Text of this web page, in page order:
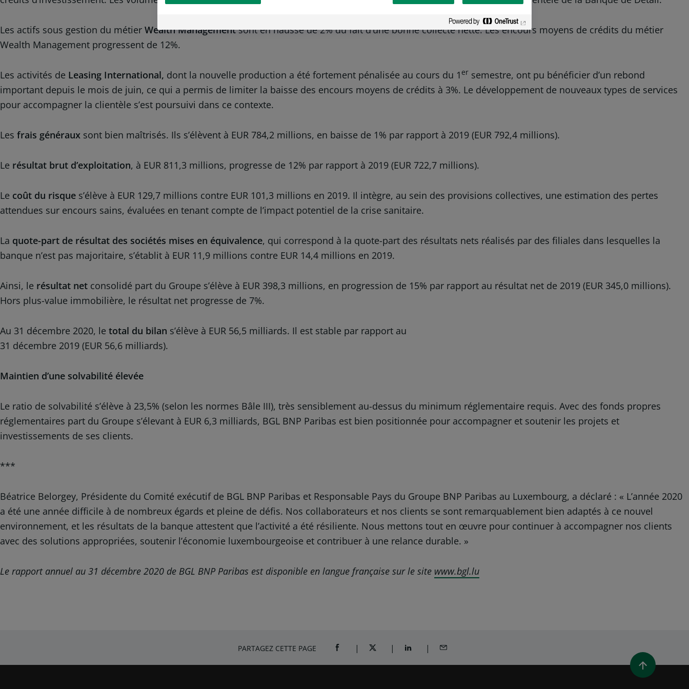
Les actifs sous gestion du métier Wealth Managementsont en hausse de 2% du fait d’une bonne collecte nette. Les encours moyens de crédits du métier
Wealth Management progressent de 12%.
Les activités de Leasing International, dont la nouvelle production a été fortement pénalisée au cours du 1 er semestre, ont pu bénéficier d’un rebond
important depuis le mois de juin, ce qui a permis de limiter la baisse des encours moyens de crédits à 3%. Le développement de nouveaux types de services
pour accompagner la clientèle s’est poursuivi dans ce contexte.
Les frais généraux sont bien maîtrisés. Ils s’élèvent à EUR 784,2 millions, en baisse de 1% par rapport à 2019 (EUR 792,4 millions).
Le résultat brut d’exploitation, à EUR 811,3 millions, progresse de 12% par rapport à 2019 (EUR 722,7 millions).
Le coût du risque s’élève à EUR 129,7 millions contre EUR 101,3 millions en 2019. Il intègre, au sein des provisions collectives, une estimation des pertes
attendues sur encours sains, évaluées en tenant compte de l’impact potentiel de la crise sanitaire.
La quote-part de résultat des sociétés mises en équivalence, qui correspond à la quote-part des résultats nets réalisés par des filiales dans lesquelles la
banque n’est pas majoritaire, s’établit à EUR 11,9 millions contre EUR 14,4 millions en 2019.
Ainsi, le résultat net consolidé part du Groupe s’élève à EUR 398,3 millions, en progression de 15% par rapport au résultat net de 2019 (EUR 345,0 millions).
Hors plus-value immobilière, le résultat net progresse de 7%.
Au 31 décembre 2020, le total du bilan s’élève à EUR 56,5 milliards. Il est stable par rapport au
31 décembre 2019 (EUR 56,6 milliards).
Maintien d’une solvabilité élevée
Le ratio de solvabilité s’élève à 23,5% (selon les normes Bâle III), très sensiblement au-dessus du minimum réglementaire requis. Avec des fonds propres
réglementaires part du Groupe s’élevant à EUR 6,3 milliards, BGL BNP Paribas est bien positionnée pour accompagner et soutenir les projets et
investissements de ses clients.
***
Béatrice Belorgey, Présidente du Comité exécutif de BGL BNP Paribas et Responsable Pays du Groupe BNP Paribas au Luxembourg, a déclaré : « L’année 2020
a été une année difficile à de nombreux égards et pleine de défis. Nos collaborateurs et nos clients se sont remarquablement bien adaptés à ce nouvel
environnement, et les résultats de la banque attestent que l’activité a été résiliente. Nous mettons tout en œuvre pour continuer à accompagner nos clients
avec des solutions appropriées, soutenir l’économie luxembourgeoise et contribuer à une relance durable. »
Le rapport annuel au 31 décembre 2020 de BGL BNP Paribas est disponible en langue française sur le site www.bgl.lu
PARTAGEZ CETTE PAGE PARTAGER SUR FACEBOOK (OUVRE UNE NOUVELLE FENÊTRE)
PARTAGER SUR TWITTER (OUVRE UNE NOUVELLE FENÊTRE)
PARTAGER SUR LINKEDIN (OUVRE UNE NOUVELLE FENÊTRE)
PARTAGER PAR EMAIL